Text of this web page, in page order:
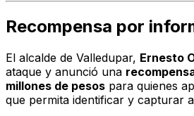
Recompensa por
El alcalde de Valledupar, Ernesto
ataque y anunció una
millones de pesos para quienes
que permita identificar y capturar